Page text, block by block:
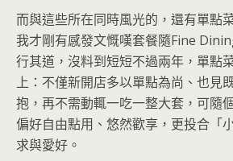
而與這些所在同時風光的，還有單點
我才剛有感發文慨嘆套餐隨Fine
行其道，沒料到短短不過兩年，單點
上：不僅新開店多以單點為尚、也見
抱，再不需動輒一吃一整大套，可隨
偏好自由點用、悠然歡享，更投合「
求與愛好。